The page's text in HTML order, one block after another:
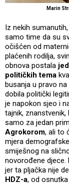
Marin
Iz nekih
samo time da su
očišćen od
plaćenih rodilja,
obnova postala
političkih tema
busanja u pravo
dobila politički
je napokon sjeo i
tajnik,
samo za jedan
Agrokorom, ali to
mjera
smiješnog na
novorođene djece.
jer ta pljačka nije
HDZ-a, od